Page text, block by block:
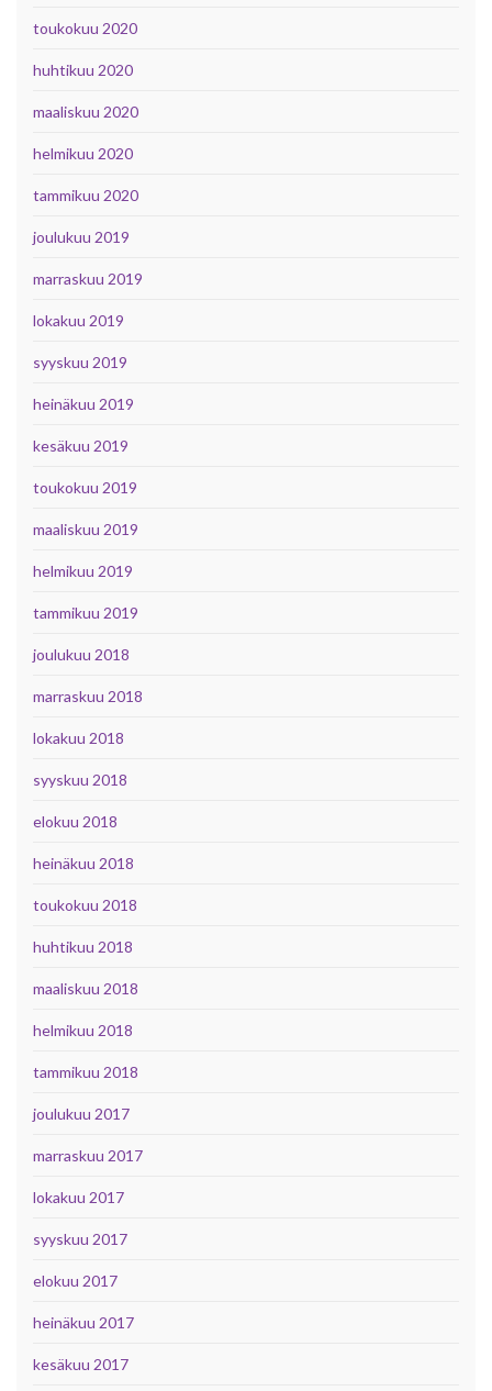
toukokuu 2020
huhtikuu 2020
maaliskuu 2020
helmikuu 2020
tammikuu 2020
joulukuu 2019
marraskuu 2019
lokakuu 2019
syyskuu 2019
heinäkuu 2019
kesäkuu 2019
toukokuu 2019
maaliskuu 2019
helmikuu 2019
tammikuu 2019
joulukuu 2018
marraskuu 2018
lokakuu 2018
syyskuu 2018
elokuu 2018
heinäkuu 2018
toukokuu 2018
huhtikuu 2018
maaliskuu 2018
helmikuu 2018
tammikuu 2018
joulukuu 2017
marraskuu 2017
lokakuu 2017
syyskuu 2017
elokuu 2017
heinäkuu 2017
kesäkuu 2017